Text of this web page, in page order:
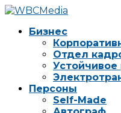
Бизнес
Отдел
Устойчивое
Персоны
Self-Made